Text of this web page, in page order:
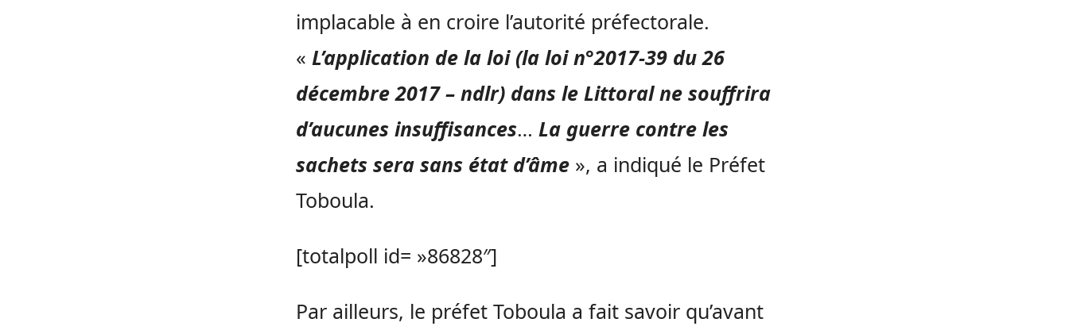
implacable à en croire l’autorité préfectorale.
« L’application de la loi (la loin°2017-39 du 26
décembre 2017 – ndlr) dans le Littoral ne souffrira
d’aucunes insuffisances… La guerre contre les
sachets sera sans état d’âme », a indiqué le Préfet
Toboula.
[totalpoll id= »86828″]
Par ailleurs, le préfet Toboula a fait savoir qu’avant